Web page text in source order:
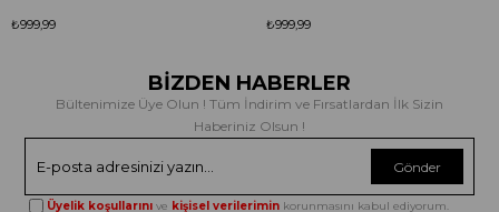
₺999,99 ₺999,99
BİZDEN HABERLER
Bültenimize Üye Olun ! Tüm İndirim ve Fırsatlardan İlk Sizin
Haberiniz Olsun !
Gönder
Üyelik koşullarını ve kişisel verilerimin korunmasını kabul ediyorum.